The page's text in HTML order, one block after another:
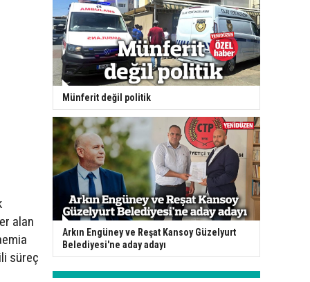
alan
süreç
Münferit değil politik
Arkın Engüney ve Reşat Kansoy Güzelyurt
Belediyesi'ne aday adayı